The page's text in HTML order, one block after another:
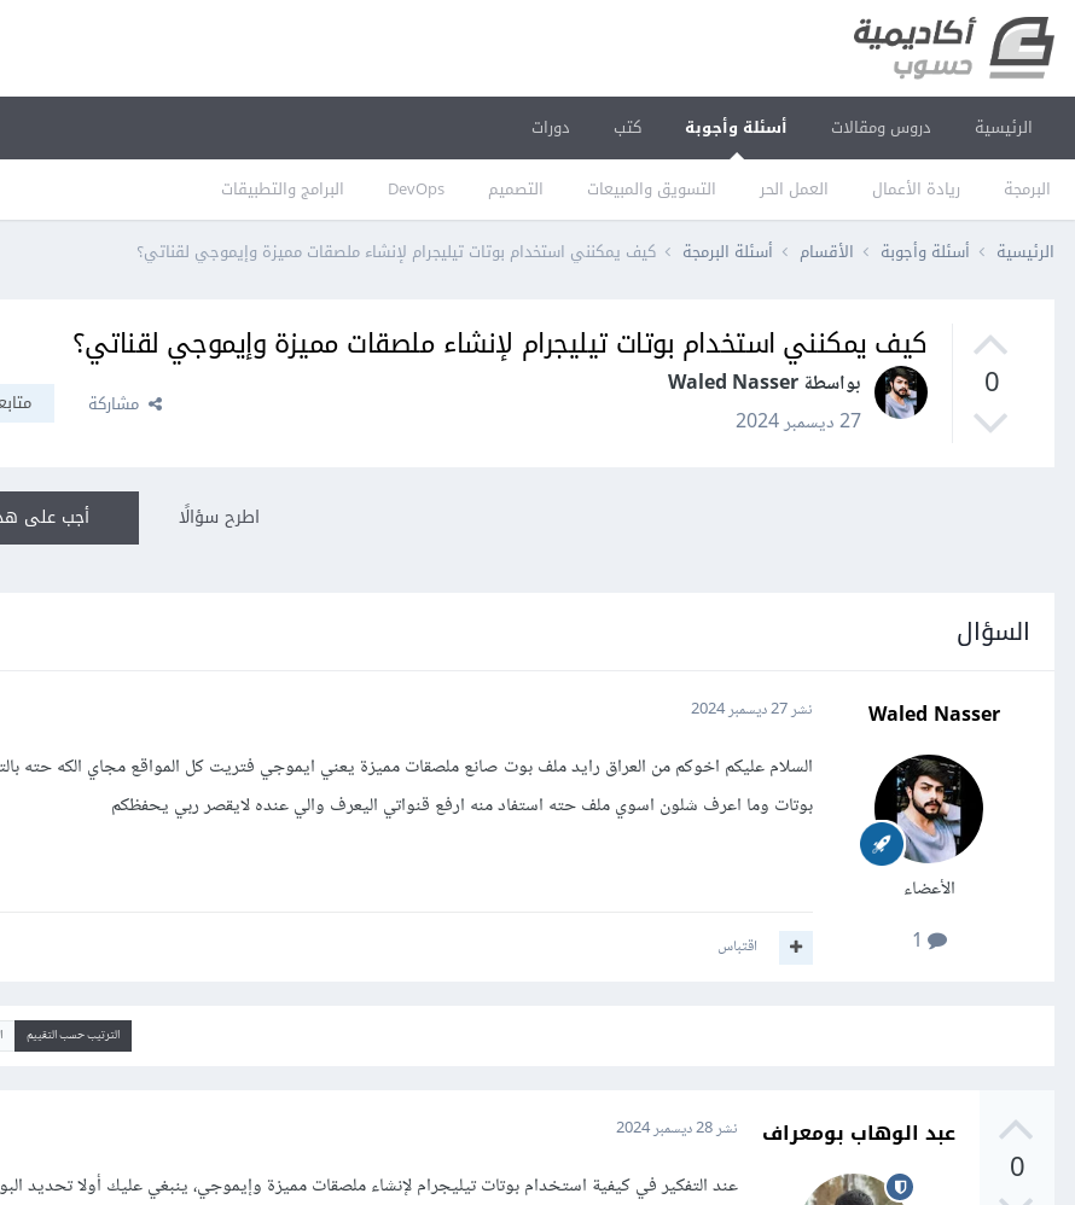
الرئيسية دروس ومقالات أسئلة وأجوبة
البرمجة ريادة الأعمال العمل الحر التسويق والمبيعات التصميم DevOps البرامج والتطبيقات
كتب دورات
الرئيسية أسئلة وأجوبة الأقسام أسئلة البرمجة كيف يمكنني استخدام بوتات تيليجرام لإنشاء ملصقات مميزة وإيموجي لقناتي؟
0
كيف يمكنني استخدام بوتات تيليجرام لإنشاء ملصقات مميزة وإيموجي لقناتي؟
بواسطة Waled Nasser
27 ديسمبر 2024
مشاركة
أجب على اطرح سؤالًا
السؤال
Waled Nasser
الأعضاء
نشر27 ديسمبر 2024
السلام عليكم اخوكم من العراق رايد ملف بوت صانع ملصقات مميزة يعني ايموجي فتريت كل المواقع مجاي الكه حته
بوتات وما اعرف شلون اسوي ملف حته استفاد منه ارفع قنواتي اليعرف والي عنده لايقصر ربي يحفظكم
اقتباس
الترتيب حسب التقييم
0
عبد الوهاب بومعراف نشر28 ديسمبر 2024
عند التفكير في كيفية استخدام بوتات تيليجرام لإنشاء ملصقات مميزة وإيموجي، ينبغي عليك أولا تحديد